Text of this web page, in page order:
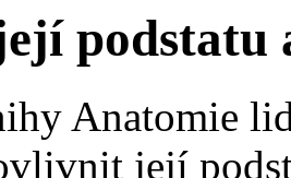
podstatu